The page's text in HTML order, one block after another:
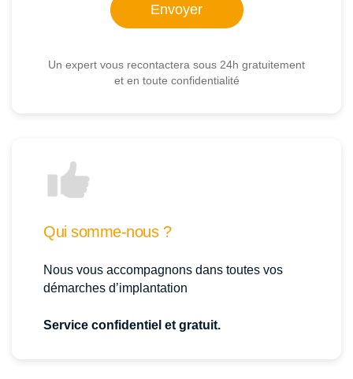
Un expert vous recontactera sous 24h gratuitement
et en toute confidentialité
Qui somme-nous ?
Nous vous accompagnons dans toutes vos
démarches d’implantation
Service confidentiel et gratuit.